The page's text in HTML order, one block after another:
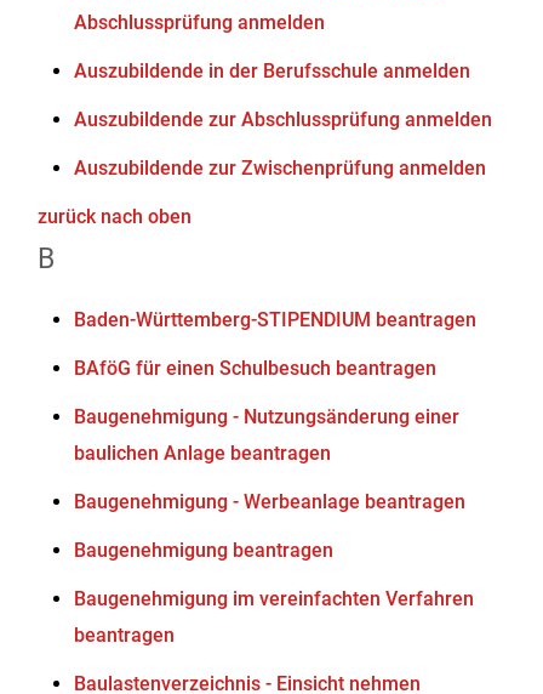
Abschlussprüfung anmelden
Auszubildende in der Berufsschule anmelden
Auszubildende zur Abschlussprüfung anmelden
Auszubildende zur Zwischenprüfung anmelden
zurück nach oben
B
Baden-Württemberg-STIPENDIUM beantragen
BAföG für einen Schulbesuch beantragen
Baugenehmigung - Nutzungsänderung einer
baulichen Anlage beantragen
Baugenehmigung - Werbeanlage beantragen
Baugenehmigung beantragen
Baugenehmigung im vereinfachten Verfahren
beantragen
Baulastenverzeichnis - Einsicht nehmen